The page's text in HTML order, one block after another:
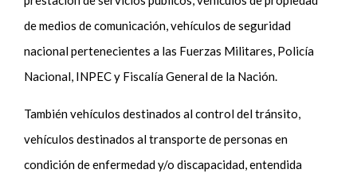
de medios de comunicación, vehículos de seguridad
nacional pertenecientes a las Fuerzas Militares, Policía
Nacional, INPEC y Fiscalía General de la Nación.
También vehículos destinados al control del tránsito,
vehículos destinados al transporte de personas en
condición de enfermedad y/o discapacidad, entendida